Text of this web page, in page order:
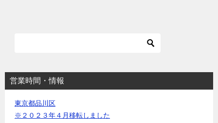
営業時間・情報
東京都品川区
※２０２３年４月移転しました